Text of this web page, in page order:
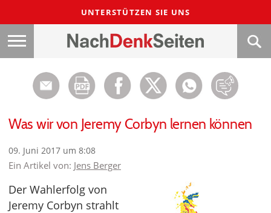
UNTERSTÜTZEN SIE UNS
Was wir von Jeremy Corbyn lernen können
09. Juni 2017 um 8:08
Ein Artikel von: Jens Berger
Der Wahlerfolg von
Jeremy Corbyn strahlt